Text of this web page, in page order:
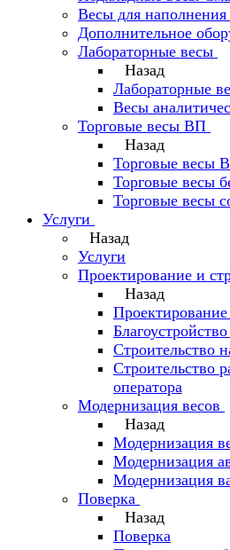
Весы для наполнения
Дополнительное
Лабораторные весы
Назад
Лабораторные
Весы
Торговые весы ВП
Назад
Торговые весы
Торговые весы
Торговые весы
Услуги
Назад
Услуги
Проектирование и
Назад
Проектирование
Строительство
Строительство
оператора
Модернизация весов
Назад
Модернизация
Модернизация
Модернизация
Поверка
Назад
Поверка